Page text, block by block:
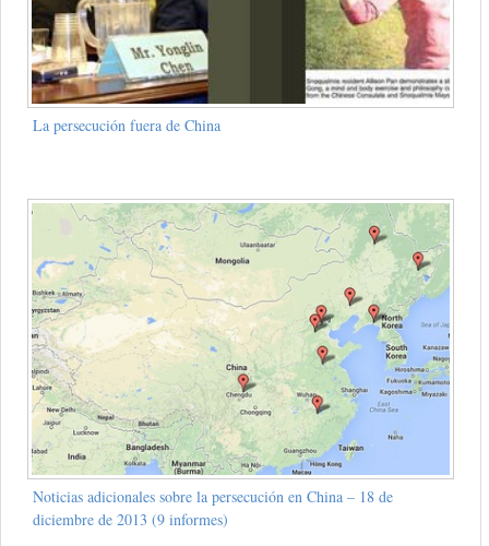
La persecución fuera de China
Noticias adicionales sobre la persecución en China – 18 de
diciembre de 2013 (9 informes)